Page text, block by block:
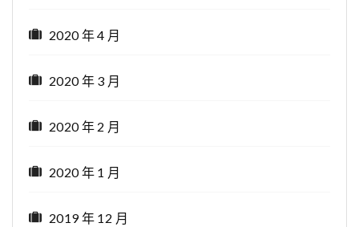
2020 年 4 月
2020 年 3 月
2020 年 2 月
2020 年 1 月
2019 年 12 月